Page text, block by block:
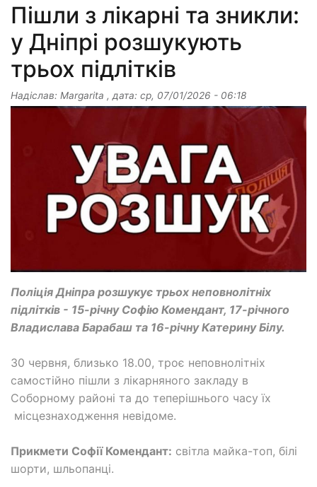
Пішли з лікарні та зникли:
у Дніпрі розшукують
трьох підлітків
Надіслав: Margarita , дата: ср, 07/01/2026 - 06:18
Поліція Дніпра розшукує трьох неповнолітніх
підлітків - 15-річну Софію Комендант, 17-річного
Владислава Барабаш та 16-річну Катерину Білу.
30 червня, близько 18.00, троє неповнолітніх
самостійно пішли з лікарняного закладу в
Соборному районі та до теперішнього часу їх
місцезнаходження невідоме.
Прикмети Софії Комендант: світла майка-топ, білі
шорти, шльопанці.